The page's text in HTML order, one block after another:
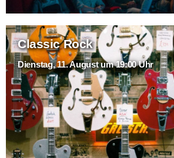
Classic Rock
Dienstag, 11. August um 19:00 Uhr